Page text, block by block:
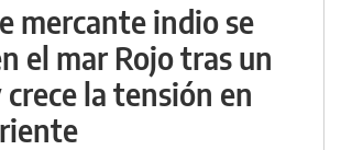
mercante indio se
el mar Rojo tras un
la tensión en